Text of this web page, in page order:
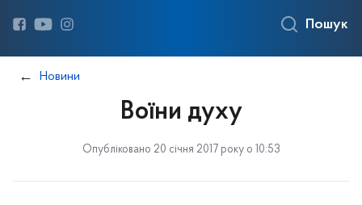
Пошук
Новини
Воїни духу
Опубліковано 20 січня 2017 року о 10:53